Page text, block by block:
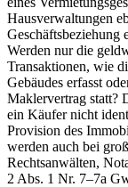
Hausverwaltungen
Geschäftsbeziehung
Werden nur die
Transaktionen, wie
Gebäudes erfasst
Maklervertrag statt?
ein Käufer nicht
Provision des
werden auch bei
Rechtsanwälten,
2 Abs. 1 Nr. 7–7a